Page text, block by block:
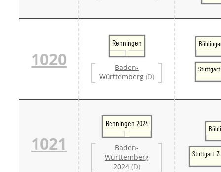
1020
Renningen
Baden-
Württemberg (D)
1021
Renningen 2024
Baden-
Württemberg
2024 (D)
Stuttgart-